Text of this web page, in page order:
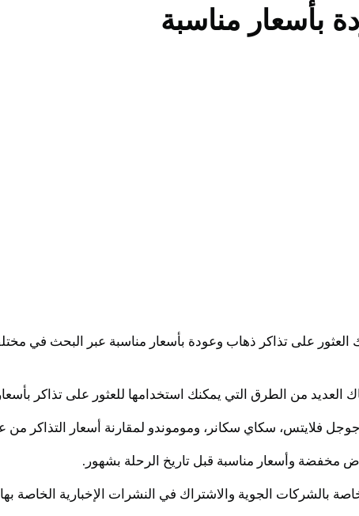
بأسعار مناسبة
على تذاكر ذهاب وعودة بأسعار مناسبة عبر البحث في
من الطرق التي يمكنك استخدامها للعثور على تذاكر
بالشركات الجوية والاشتراك في النشرات الإخبارية